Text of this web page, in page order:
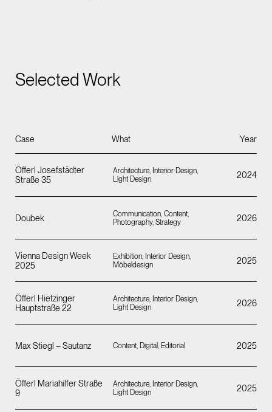
Selected Work
Case What Year
Öfferl Josefstädter
Straße 35
Architecture, Interior Design,
Light Design
2024
Doubek
Communication, Content,
Photography, Strategy
2026
Vienna Design Week
2025
Exhibition, Interior Design,
Möbeldesign
2025
Öfferl Hietzinger
Hauptstraße 22
Architecture, Interior Design,
Light Design
2026
Max Stiegl – Sautanz Content, Digital, Editorial 2025
Öfferl Mariahilfer Straße
9
Architecture, Interior Design,
Light Design
2025